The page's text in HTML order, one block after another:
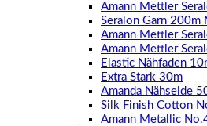
Amann Mettler
Seralon Garn 200m
Amann Mettler
Amann Mettler
Elastic Nähfaden
Extra Stark 30m
Amanda Nähseide
Silk Finish Cotton
Amann Metallic